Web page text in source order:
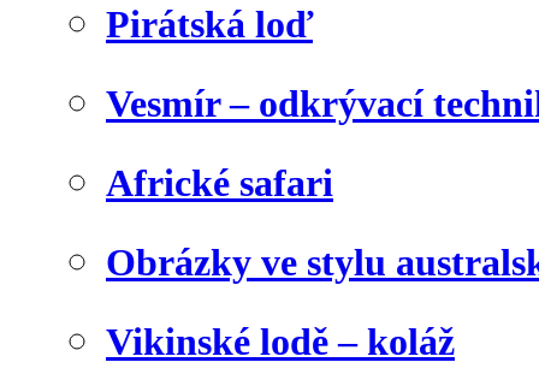
Pirátská loď
Vesmír – odkrývací
Africké safari
Obrázky ve stylu
Vikinské lodě – koláž